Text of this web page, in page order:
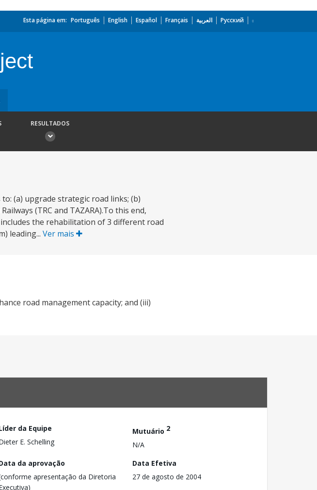
Esta página em: Português English Español Français العربية Русский
RESULTADOS
(a) upgrade strategic road links; (b)
(TRC and TAZARA).To this end,
the rehabilitation of 3 different road
leading... Ver mais
road management capacity; and (iii)
da Equipe
E. Schelling
Mutuário 2
N/A
da aprovação
apresentação da Diretoria
Data Efetiva
27 de agosto de 2004